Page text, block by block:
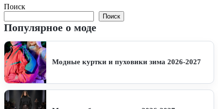
Поиск
Поиск
Популярное о моде
Модные куртки и пуховики зима 2026-2027